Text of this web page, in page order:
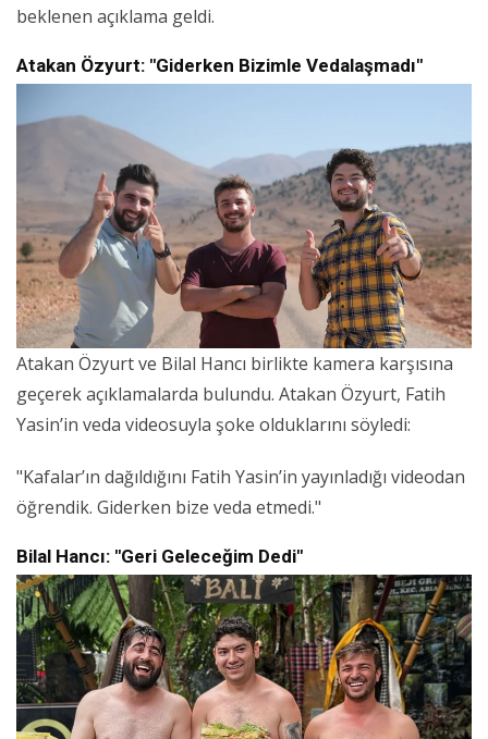
beklenen açıklama geldi.
Atakan Özyurt: "Giderken Bizimle Vedalaşmadı"
Atakan Özyurt ve Bilal Hancı birlikte kamera karşısına
geçerek açıklamalarda bulundu. Atakan Özyurt, Fatih
Yasin’in veda videosuyla şoke olduklarını söyledi:
"Kafalar’ın dağıldığını Fatih Yasin’in yayınladığı videodan
öğrendik. Giderken bize veda etmedi."
Bilal Hancı: "Geri Geleceğim Dedi"